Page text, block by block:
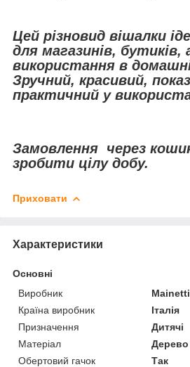
Цей різновид вішалки
для магазинів,
використання в
Зручний, красивий,
практичний у
Замовлення через
зробити цілу добу.
Приховати
Характеристики
Основні
Виробник
Країна виробник
Італія
Призначення
Дитячі
Матеріал
Дерево
Обертовий гачок
Так